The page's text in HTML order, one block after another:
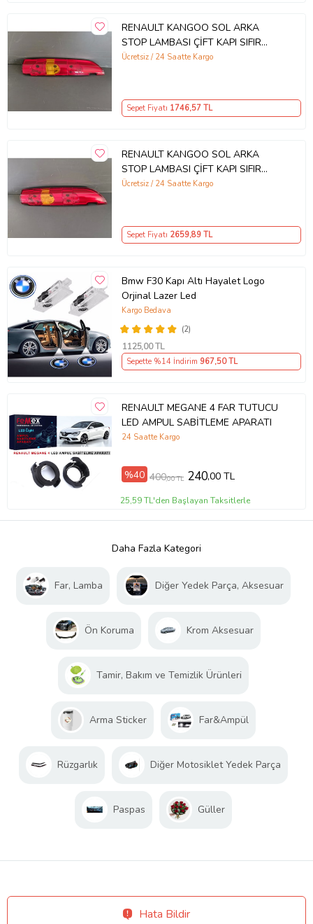
RENAULT KANGOO SOL ARKA
STOP LAMBASI ÇİFT KAPI SIFIR
2003-2008 İTHAL
Ücretsiz / 24 Saatte Kargo
Sepet Fiyatı 1746,57 TL
RENAULT KANGOO SOL ARKA
STOP LAMBASI ÇİFT KAPI SIFIR
2003-2008 DEPO
Ücretsiz / 24 Saatte Kargo
Sepet Fiyatı 2659,89 TL
Bmw F30 Kapı Altı Hayalet Logo
Orjinal Lazer Led
(2)
Kargo Bedava
1125,00 TL
Sepette %14 İndirim 967,50 TL
RENAULT MEGANE 4 FAR TUTUCU
LED AMPUL SABİTLEME APARATI
24 Saatte Kargo
%40 400,00 TL 240,00 TL
25,59 TL'den Başlayan Taksitlerle
Daha Fazla Kategori
Far, Lamba Diğer Yedek Parça, Aksesuar
Ön Koruma Krom Aksesuar
Tamir, Bakım ve Temizlik Ürünleri
Arma Sticker Far&Ampül
Rüzgarlık Diğer Motosiklet Yedek Parça
Paspas Güller
Hata Bildir